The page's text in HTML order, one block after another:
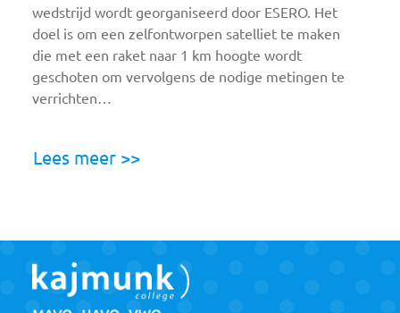
wedstrijd wordt georganiseerd door ESERO. Het
doel is om een zelfontworpen satelliet te maken
die met een raket naar 1 km hoogte wordt
geschoten om vervolgens de nodige metingen te
verrichten…
Lees meer >>